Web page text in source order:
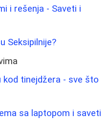
i rešenja - Saveti i
Seksipilnije?
kod tinejdžera - sve što
sa laptopom i saveti